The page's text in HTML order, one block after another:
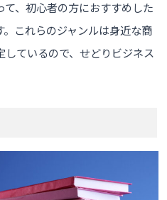
、初心者の方におすすめした
これらのジャンルは身近な商
ているので、せどりビジネス